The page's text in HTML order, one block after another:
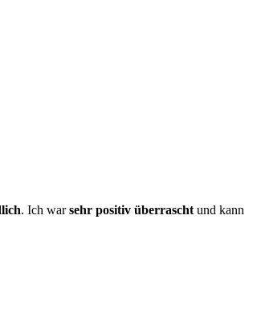
. Ich warsehr positiv überrascht und kann